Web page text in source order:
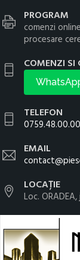
PROGRAM
comenzi
procesare
COMENZI SI
TELEFON
0759.48.00.00
EMAIL
LOCAȚIE
Loc.